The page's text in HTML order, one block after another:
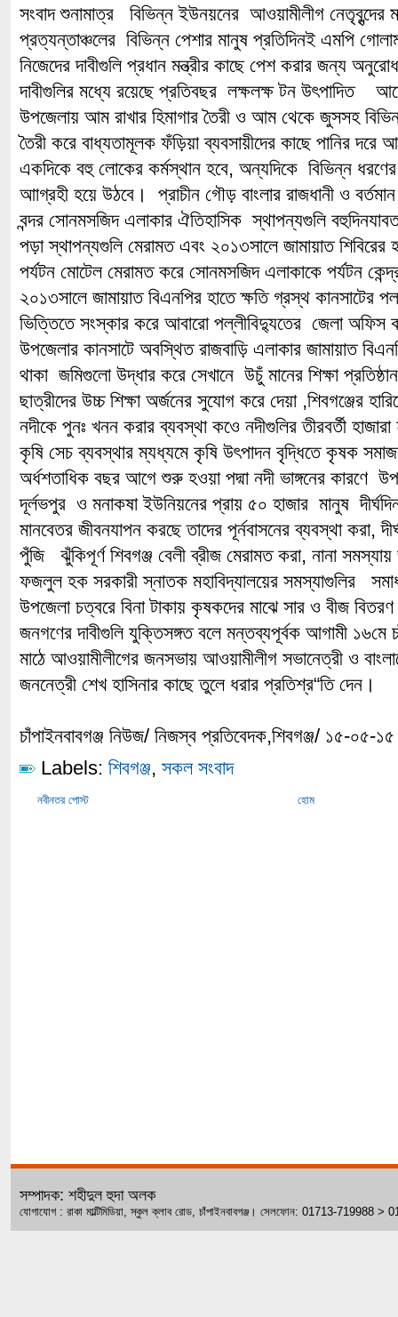
সংবাদ শুনামাত্র বিভিন্ন ইউনয়নের আওয়ামীলীগ নেতৃবৃন্দের
প্রত্যন্তাঞ্চলের বিভিন্ন পেশার মানুষ প্রতিদিনই এমপি
নিজেদের দাবীগুলি প্রধান মন্ত্রীর কাছে পেশ করার জন্য
দাবীগুলির মধ্যে রয়েছে প্রতিবছর লক্ষলক্ষ টন উৎপাদিত
উপজেলায় আম রাখার হিমাগার তৈরী ও আম থেকে জুসসহ
তৈরী করে বাধ্যতামূলক ফঁড়িয়া ব্যবসায়ীদের কাছে পানির দরে
একদিকে বহু লোকের কর্মস্থান হবে, অন্যদিকে বিভিন্ন
আাগ্রহী হয়ে উঠবে। প্রাচীন গৌড় বাংলার রাজধানী ও
বন্দর সোনমসজিদ এলাকার ঐতিহাসিক স্থাপন্যগুলি
পড়া স্থাপন্যগুলি মেরামত এবং ২০১৩সালে জামায়াত শিবিরের
পর্যটন মোটেল মেরামত করে সোনমসজিদ এলাকাকে পর্যটন
২০১৩সালে জামায়াত বিএনপির হাতে ক্ষতি গ্রস্থ কানসাটের
ভিত্তিতে সংস্কার করে আবারো পল্লীবিদ্যুতের জেলা অফিস
উপজেলার কানসাটে অবস্থিত রাজবাড়ি এলাকার জামায়াত
থাকা জমিগুলো উদ্ধার করে সেখানে উচুঁ মানের শিক্ষা
ছাত্রীদের উচ্চ শিক্ষা অর্জনের সুযোগ করে দেয়া ,শিবগঞ্জের
নদীকে পুনঃ খনন করার ব্যবস্থা কওে নদীগুলির তীরবর্তী
কৃষি সেচ ব্যবস্থার ম্যধ্যমে কৃষি উৎপাদন বৃদ্ধিতে কৃষক
অর্ধশতাধিক বছর আগে শুরু হওয়া পদ্মা নদী ভাঙ্গনের কারণে
দূর্লভপুর ও মনাকষা ইউনিয়নের প্রায় ৫০ হাজার মানুষ
মানবেতর জীবনযাপন করছে তাদের পূর্নবাসনের ব্যবস্থা করা,
পুঁজি ঝুঁকিপূর্ণ শিবগঞ্জ বেলী ব্রীজ মেরামত করা, নানা
ফজলুল হক সরকারী স্নাতক মহাবিদ্যালয়ের সমস্যাগুলির
উপজেলা চত্বরে বিনা টাকায় কৃষকদের মাঝে সার ও বীজ বিতরণ
জনগণের দাবীগুলি যুক্তিসঙ্গত বলে মন্তব্যপূর্বক আগামী ১৬মে
মাঠে আওয়ামীলীগের জনসভায় আওয়ামীলীগ সভানেত্রী ও
জননেত্রী শেখ হাসিনার কাছে তুলে ধরার প্রতিশ্র“তি দেন।
চাঁপাইনবাবগঞ্জ নিউজ/ নিজস্ব প্রতিবেদক,শিবগঞ্জ/ ১৫-০৫-১৫
Labels: শিবগঞ্জ, সকল সংবাদ
নবীনতর পোস্ট হোম
সম্পাদক: শহীদুল হুদা অলক
যোগাযোগ : রাকা মাল্টিমিডিয়া, স্কুল ক্লাব রোড, চাঁপাইনবাবগঞ্জ। সেলফোন: 01713-